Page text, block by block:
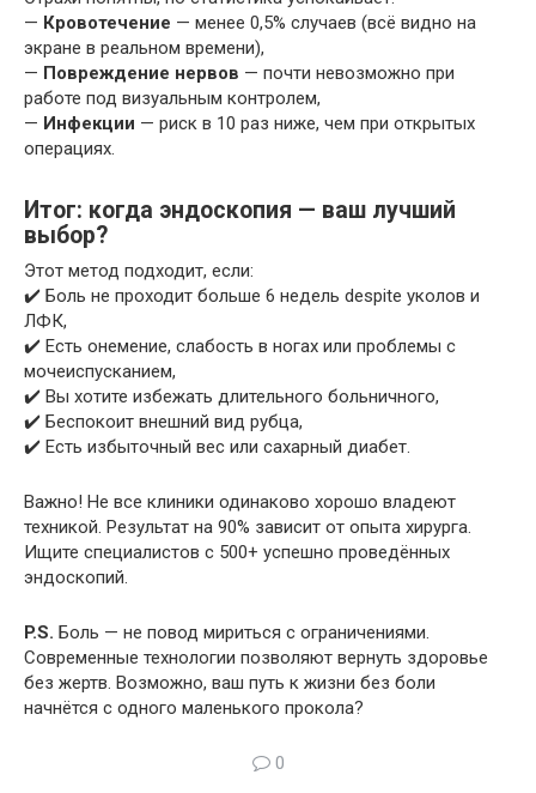
— Кровотечение — менее 0,5% случаев (всё видно на
экране в реальном времени),
— Повреждение нервов — почти невозможно при
работе под визуальным контролем,
— Инфекции — риск в 10 раз ниже, чем при открытых
операциях.
Итог: когда эндоскопия — ваш лучший
выбор?
Этот метод подходит, если:
✔️ Боль не проходит больше 6 недель despite уколов и
ЛФК,
✔️ Есть онемение, слабость в ногах или проблемы с
мочеиспусканием,
✔️ Вы хотите избежать длительного больничного,
✔️ Беспокоит внешний вид рубца,
✔️ Есть избыточный вес или сахарный диабет.
Важно! Не все клиники одинаково хорошо владеют
техникой. Результат на 90% зависит от опыта хирурга.
Ищите специалистов с 500+ успешно проведённых
эндоскопий.
P.S. Боль — не повод мириться с ограничениями.
Современные технологии позволяют вернуть здоровье
без жертв. Возможно, ваш путь к жизни без боли
начнётся с одного маленького прокола?
0